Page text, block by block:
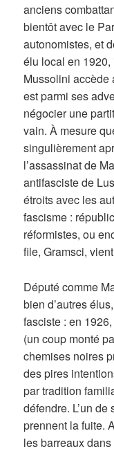
anciens
bientôt avec le
autonomistes, et
élu local en
Mussolini accède
est parmi ses
négocier une
vain. À mesure
singulièrement
l’assassinat de
antifasciste de
étroits avec les
fascisme :
réformistes, ou
file, Gramsci,
Député comme
bien d’autres
fasciste : en
(un coup monté
chemises noires
des pires
par tradition
défendre. L’un
prennent la fuite.
les barreaux